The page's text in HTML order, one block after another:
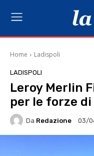
Home Ladispoli
LADISPOLI
Leroy Merlin
per le forze
Da Redazione 03/